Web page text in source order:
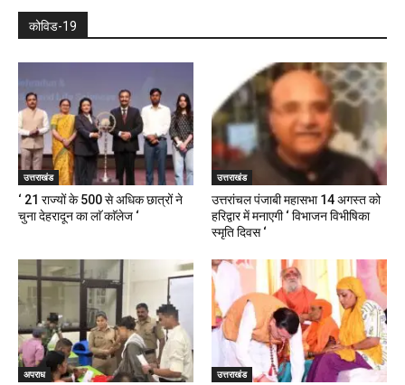
कोविड-19
उत्तराखंड
‘ 21 राज्यों के 500 से अधिक छात्रों ने
चुना देहरादून का लाॅ काॅलेज ‘
उत्तराखंड
उत्तरांचल पंजाबी महासभा 14 अगस्त को
हरिद्वार में मनाएगी ‘ विभाजन विभीषिका
स्मृति दिवस ‘
अपराध उत्तराखंड